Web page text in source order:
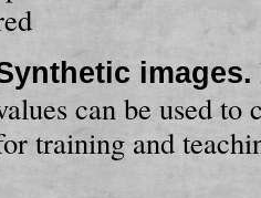
images.
can be used to
training and